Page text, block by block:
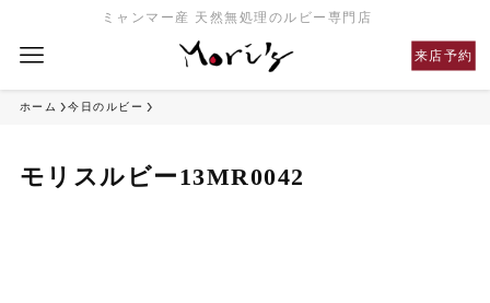
ミャンマー産 天然無処理のルビー専門店
来店予約
ホーム 今日のルビー
モリスルビー13MR0042